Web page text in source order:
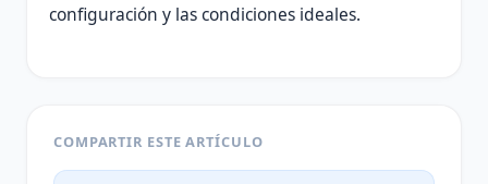
configuración y las condiciones ideales.
COMPARTIR ESTE ARTÍCULO